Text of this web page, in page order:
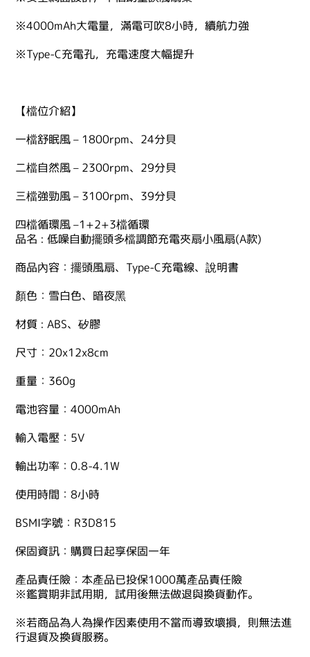
※4000mAh大電量，滿電可吹8小時，續航力強
※Type-C充電孔，充電速度大幅提升
【檔位介紹】
一檔舒眠風 – 1800rpm、24分貝
二檔自然風 – 2300rpm、29分貝
三檔強勁風 – 3100rpm、39分貝
四檔循環風 –1+2+3檔循環
品名 : 低噪自動擺頭多檔調節充電夾扇小風扇(A款)
商品內容：擺頭風扇、Type-C充電線、說明書
顏色：雪白色、暗夜黑
材質 : ABS、矽膠
尺寸：20x12x8cm
重量：360g
電池容量：4000mAh
輸入電壓：5V
輸出功率：0.8-4.1W
使用時間：8小時
BSMI字號：R3D815
保固資訊：購買日起享保固一年
產品責任險：本產品已投保1000萬產品責任險
※鑑賞期非試用期，試用後無法做退與換貨動作。
※若商品為人為操作因素使用不當而導致壞損，則無法進
行退貨及換貨服務。